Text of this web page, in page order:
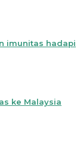
imunitas hadapi
ke Malaysia